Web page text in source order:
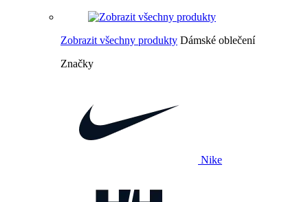
Zobrazit všechny produkty Dámské oblečení
Značky
Nike